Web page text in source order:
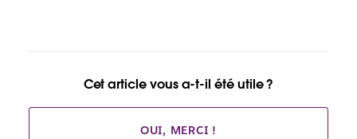
Cet article vous a-t-il été utile ?
OUI, MERCI !